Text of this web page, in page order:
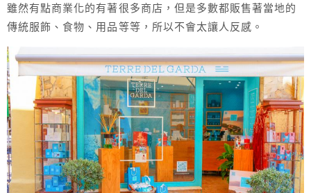
雖然有點商業化的有著很多商店，但是多數都販售著當地的
傳統服飾、食物、用品等等，所以不會太讓人反感。